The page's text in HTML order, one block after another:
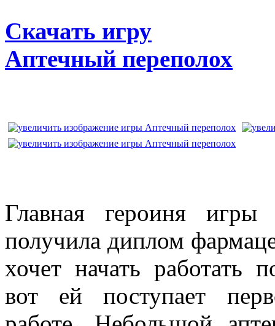
Скачать игру
Аптечный переполох
Главная героиня
получила диплом
хочет начать работать
вот ей поступает